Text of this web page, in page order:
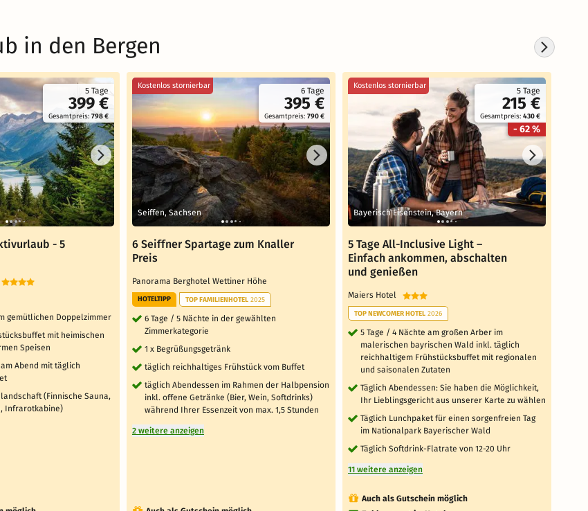
in den Bergen
5 Tage
399 €
Gesamtpreis: 798 €
- 5
gemütlichen Doppelzimmer
mit heimischen
Speisen
Abend mit täglich
(Finnische Sauna,
Infrarotkabine)
6 Tage
395 €
Gesamtpreis: 790 €
Kostenlos stornierbar
Seiffen, Sachsen
6 Seiffner Spartage zum Knaller
Preis
Panorama Berghotel Wettiner Höhe
HOTELTIPP TOP FAMILIENHOTEL 2025
6 Tage / 5 Nächte in der gewählten
Zimmerkategorie
1 x Begrüßungsgetränk
täglich reichhaltiges Frühstück vom Buffet
täglich Abendessen im Rahmen der Halbpension
inkl. offene Getränke (Bier, Wein, Softdrinks)
während Ihrer Essenzeit von max. 1,5 Stunden
2 weitere anzeigen
5 Tage
215 €
Gesamtpreis: 430 €
- 62 %
Kostenlos stornierbar
Bayerisch Eisenstein, Bayern
5 Tage All-Inclusive Light –
Einfach ankommen, abschalten
und genießen
Maiers Hotel
TOP NEWCOMER HOTEL 2026
5 Tage / 4 Nächte am großen Arber im
malerischen bayrischen Wald inkl. täglich
reichhaltigem Frühstücksbuffet mit regionalen
und saisonalen Zutaten
Täglich Abendessen: Sie haben die Möglichkeit,
Ihr Lieblingsgericht aus unserer Karte zu wählen
Täglich Lunchpaket für einen sorgenfreien Tag
im Nationalpark Bayerischer Wald
Täglich Softdrink-Flatrate von 12-20 Uhr
11 weitere anzeigen
Auch als Gutschein möglich